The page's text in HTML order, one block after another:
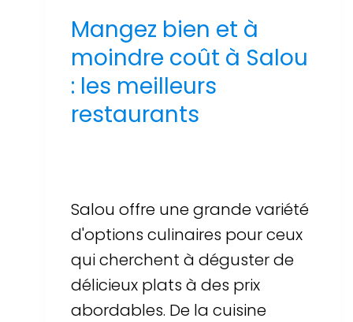
Mangez bien et à
moindre coût à Salou
: les meilleurs
restaurants
Salou offre une grande variété
d'options culinaires pour ceux
qui cherchent à déguster de
délicieux plats à des prix
abordables. De la cuisine